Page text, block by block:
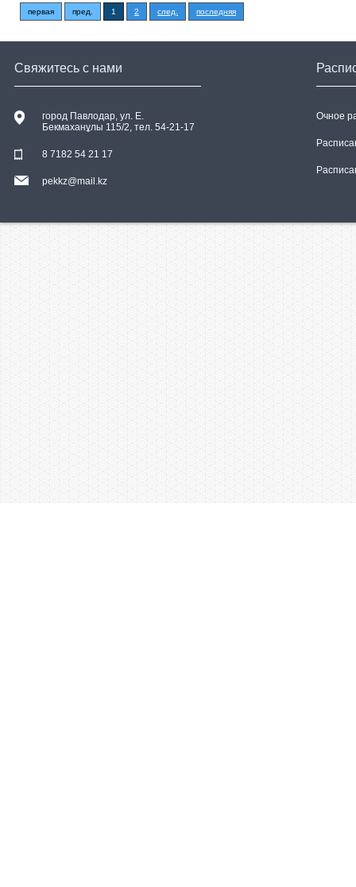
первая пред. 1 2 след. последняя
Свяжитесь с нами
город Павлодар, ул. E.
Бекмаханұлы 115/2, тел. 54-21-17
8 7182 54 21 17
pekkz@mail.kz
Очное